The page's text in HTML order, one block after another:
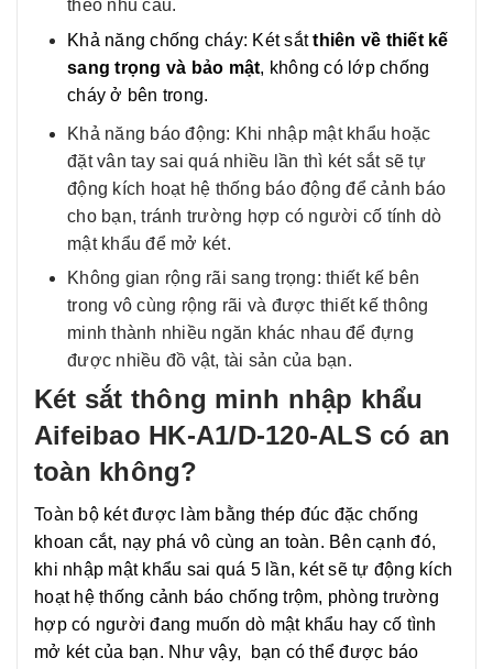
theo nhu cầu.
Khả năng chống cháy: Két sắtthiên về thiết kế
sang trọng và bảo mật, không có lớp chống
cháy ở bên trong.
Khả năng báo động: Khi nhập mật khẩu hoặc
đặt vân tay sai quá nhiều lần thì két sắt sẽ tự
động kích hoạt hệ thống báo động để cảnh báo
cho bạn, tránh trường hợp có người cố tính dò
mật khẩu để mở két.
Không gian rộng rãi sang trọng: thiết kế bên
trong vô cùng rộng rãi và được thiết kế thông
minh thành nhiều ngăn khác nhau để đựng
được nhiều đồ vật, tài sản của bạn.
Két sắt thông minh nhập khẩu
Aifeibao HK-A1/D-120-ALS có an
toàn không?
Toàn bộ két được làm bằng thép đúc đặc chống
khoan cắt, nạy phá vô cùng an toàn. Bên cạnh đó,
khi nhập mật khẩu sai quá 5 lần, két sẽ tự động kích
hoạt hệ thống cảnh báo chống trộm, phòng trường
hợp có người đang muốn dò mật khẩu hay cố tình
mở két của bạn. Như vậy, bạn có thể được báo